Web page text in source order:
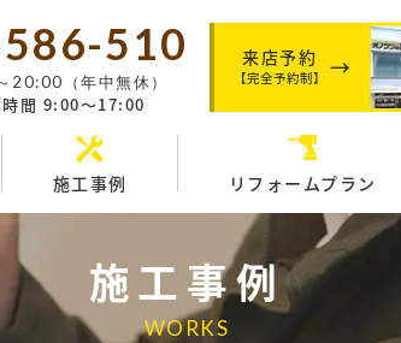
510
20:00（年中無休）
間 9:00～17:00
来店予約
【完全予約制】
施工事例 リフォームプラン
施工事例
WORKS